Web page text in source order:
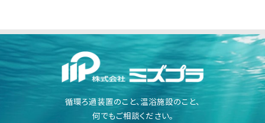
循環ろ過装置のこと、温浴施設のこと、
何でもご相談ください。